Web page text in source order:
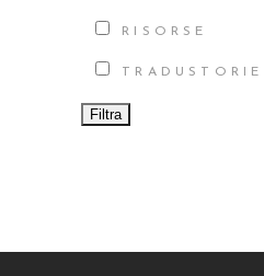
RISORSE
TRADUSTORIE